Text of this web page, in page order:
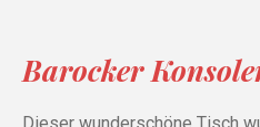
Barocker